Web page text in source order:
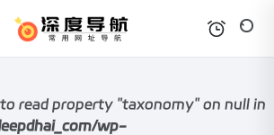
read property "taxonomy" on null in
wp-